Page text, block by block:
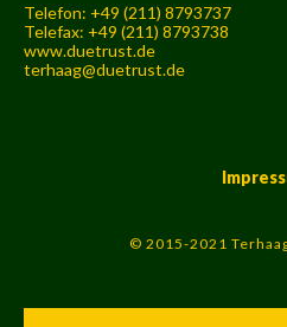
Telefon: +49 (211) 8793737
Telefax: +49 (211) 8793738
www.duetrust.de
terhaag@duetrust.de
© 2015-2021